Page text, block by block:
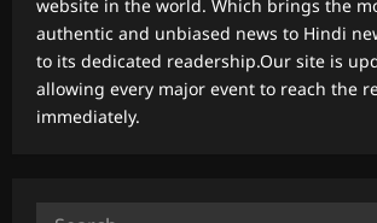
website in the world. Which brings the
authentic and unbiased news to Hindi
to its dedicated readership.Our site is
allowing every major event to reach the
immediately.
Search